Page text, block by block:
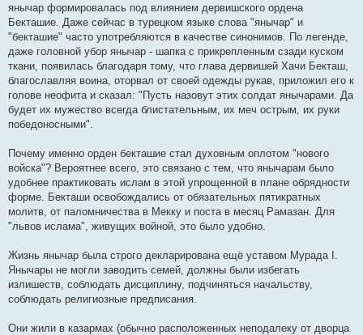
янычар формировалась под влиянием дервишского ордена
Бекташие. Даже сейчас в турецком языке слова "янычар" и
"бекташие" часто употребляются в качестве синонимов. По легенде,
даже головной убор янычар - шапка с прикрепленным сзади куском
ткани, появилась благодаря тому, что глава дервишей Хачи Бекташ,
благославляя воина, оторвал от своей одежды рукав, приложил его к
голове неофита и сказал: "Пусть назовут этих солдат янычарами. Да
будет их мужество всегда блистательным, их меч острым, их руки
победоносными".
Почему именно орден бекташие стал духовным оплотом "нового
войска"? Вероятнее всего, это связано с тем, что янычарам было
удобнее практиковать ислам в этой упрощенной в плане обрядности
форме. Бекташи освобождались от обязательных пятикратных
молитв, от паломничества в Мекку и поста в месяц Рамазан. Для
"львов ислама", живущих войной, это было удобно.
Жизнь янычар была строго декларирована ещё уставом Мурада I.
Янычары не могли заводить семей, должны были избегать
излишеств, соблюдать дисциплину, подчиняться начальству,
соблюдать религиозные предписания.
Они жили в казармах (обычно расположенных неподалеку от дворца